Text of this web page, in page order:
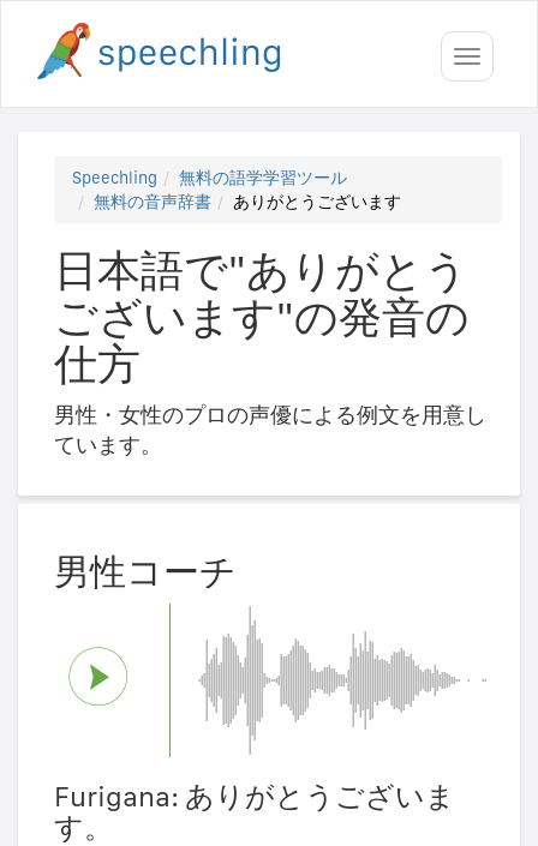
Toggle
Speechling
無料の語学学習ツール
無料の音声辞書
ありがとうございます
日本語で"ありがとう
ございます"の発音の
仕方
男性・女性のプロの声優による例文を用意し
ています。
男性コーチ
Furigana: ありがとうございま
す。